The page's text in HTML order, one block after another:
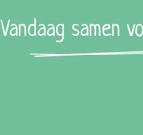
Vandaag samen